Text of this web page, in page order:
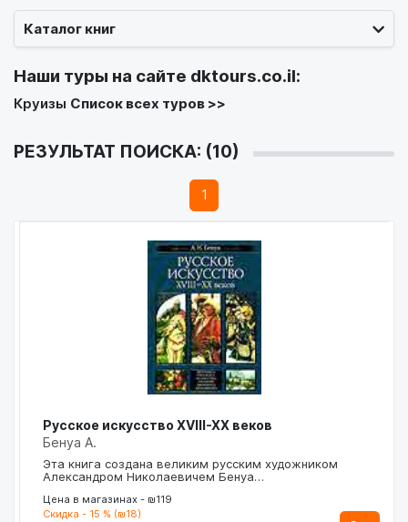
Каталог книг
Наши туры на сайте dktours.co.il:
Круизы Список всех туров >>
РЕЗУЛЬТАТ ПОИСКА: (10)
1
Русское искусство ХVIII-XX веков
Бенуа А.
Эта книга создана великим русским художником
Александром Николаевичем Бенуа…
Цена в магазинах - ₪119
Скидка - 15 % (₪18)